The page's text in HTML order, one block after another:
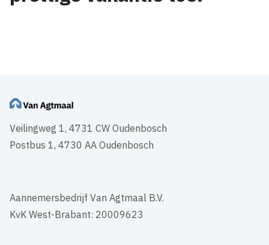
Veilingweg 1, 4731 CW Oudenbosch
Postbus 1, 4730 AA Oudenbosch
Aannemersbedrijf Van Agtmaal B.V.
KvK West-Brabant: 20009623